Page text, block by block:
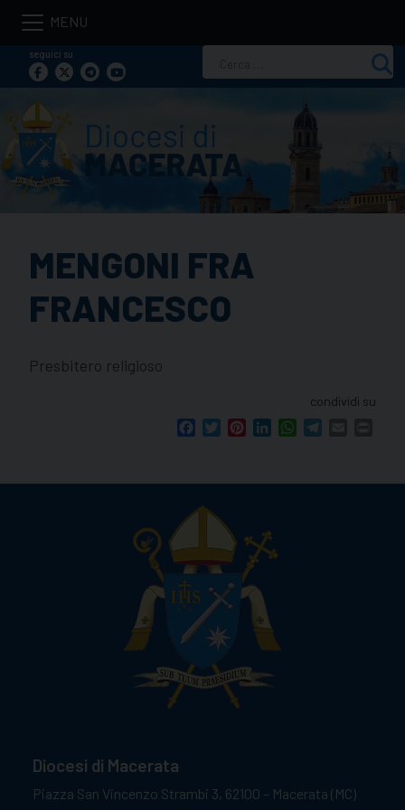
Skip
contentseguici su
per:
MENGONI FRA
FRANCESCO
Presbitero religioso
condividi su
FacebookTwitterPinterestLinkedInWhatsApp
Diocesi di Macerata
Piazza San Vincenzo Strambi 3, 62100 – Macerata (MC)